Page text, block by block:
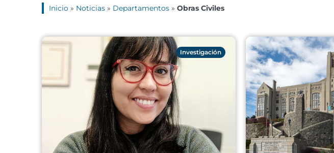
Inicio » Noticias » Departamentos » Obras Civiles
Investigación